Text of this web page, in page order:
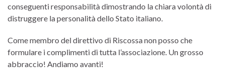
conseguenti responsabilità dimostrando la chiara volontà di
distruggere la personalità dello Stato italiano.
Come membro del direttivo di Riscossa non posso che
formulare i complimenti di tutta l’associazione. Un grosso
abbraccio! Andiamo avanti!